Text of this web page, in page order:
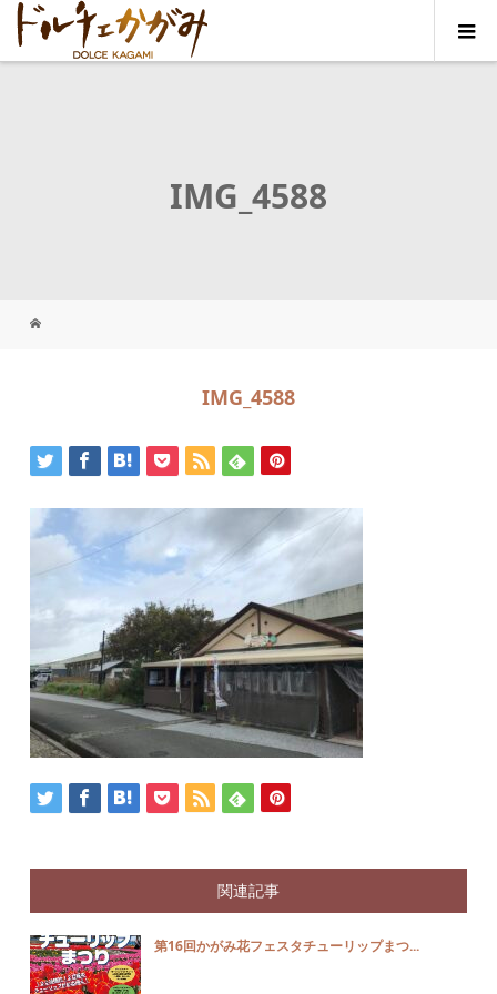
IMG_4588
IMG_4588
関連記事
第16回かがみ花フェスタチューリップまつ...